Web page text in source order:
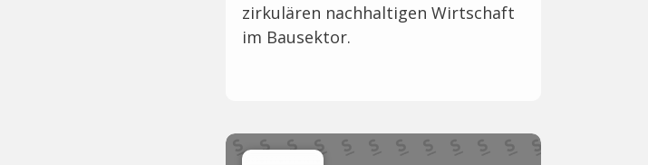
zirkulären nachhaltigen Wirtschaft
im Bausektor.